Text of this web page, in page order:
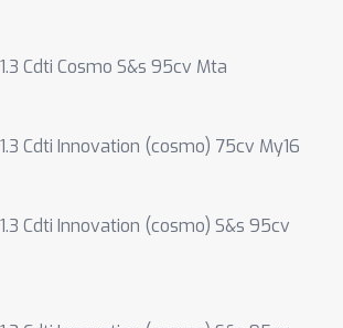
Cdti Cosmo S&s 95cv Mta
Cdti Innovation (cosmo) 75cv My16
Cdti Innovation (cosmo) S&s 95cv